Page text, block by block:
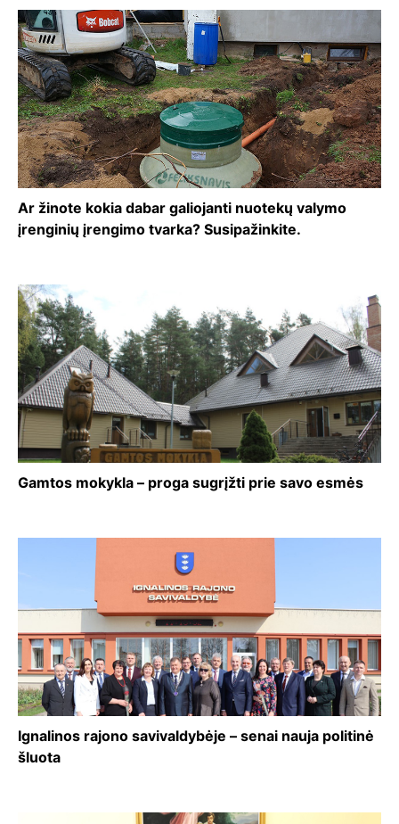
Ar žinote kokia dabar galiojanti nuotekų valymo
įrenginių įrengimo tvarka? Susipažinkite.
Gamtos mokykla – proga sugrįžti prie savo esmės
Ignalinos rajono savivaldybėje – senai nauja politinė
šluota